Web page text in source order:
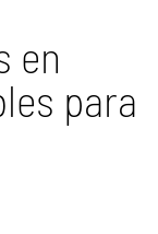
en
para